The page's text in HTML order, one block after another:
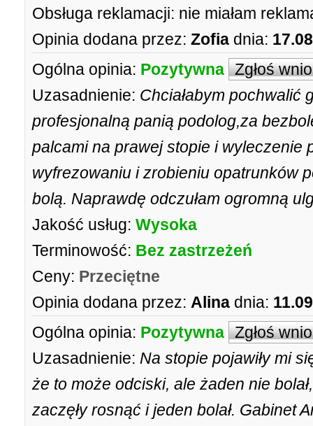
Obsługa reklamacji: nie miałam
Opinia dodana przez: Zofia dnia:
Ogólna opinia: Pozytywna Zgłoś
Uzasadnienie: Chciałabym pochwalić
profesjonalną panią podolog,za
palcami na prawej stopie i wyleczenie
wyfrezowaniu i zrobieniu opatrunków
bolą. Naprawdę odczułam ogromną
Jakość usług: Wysoka
Terminowość: Bez zastrzeżeń
Ceny: Przeciętne
Opinia dodana przez: Alina dnia:
Ogólna opinia: Pozytywna Zgłoś
Uzasadnienie: Na stopie pojawiły mi
że to może odciski, ale żaden nie
zaczęły rosnąć i jeden bolał. Gabinet